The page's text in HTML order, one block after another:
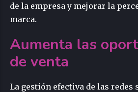
de la empresa y mejorar la
marca.
Aumenta las
de venta
La gestión efectiva de las redes